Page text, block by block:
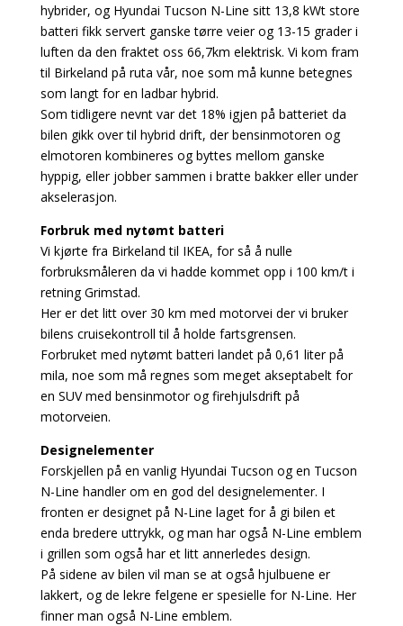
hybrider, og Hyundai Tucson N-Line sitt 13,8 kWt store
batteri fikk servert ganske tørre veier og 13-15 grader i
luften da den fraktet oss 66,7km elektrisk. Vi kom fram
til Birkeland på ruta vår, noe som må kunne betegnes
som langt for en ladbar hybrid.
Som tidligere nevnt var det 18% igjen på batteriet da
bilen gikk over til hybrid drift, der bensinmotoren og
elmotoren kombineres og byttes mellom ganske
hyppig, eller jobber sammen i bratte bakker eller under
akselerasjon.
Forbruk med nytømt batteri
Vi kjørte fra Birkeland til IKEA, for så å nulle
forbruksmåleren da vi hadde kommet opp i 100 km/t i
retning Grimstad.
Her er det litt over 30 km med motorvei der vi bruker
bilens cruisekontroll til å holde fartsgrensen.
Forbruket med nytømt batteri landet på 0,61 liter på
mila, noe som må regnes som meget akseptabelt for
en SUV med bensinmotor og firehjulsdrift på
motorveien.
Designelementer
Forskjellen på en vanlig Hyundai Tucson og en Tucson
N-Line handler om en god del designelementer. I
fronten er designet på N-Line laget for å gi bilen et
enda bredere uttrykk, og man har også N-Line emblem
i grillen som også har et litt annerledes design.
På sidene av bilen vil man se at også hjulbuene er
lakkert, og de lekre felgene er spesielle for N-Line. Her
finner man også N-Line emblem.